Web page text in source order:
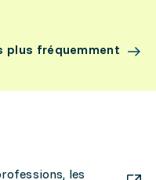
plus fréquemment
les